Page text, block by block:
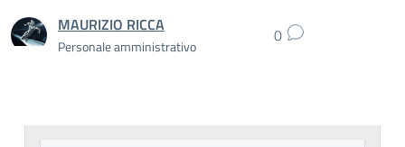
MAURIZIO RICCA
Personale amministrativo 0